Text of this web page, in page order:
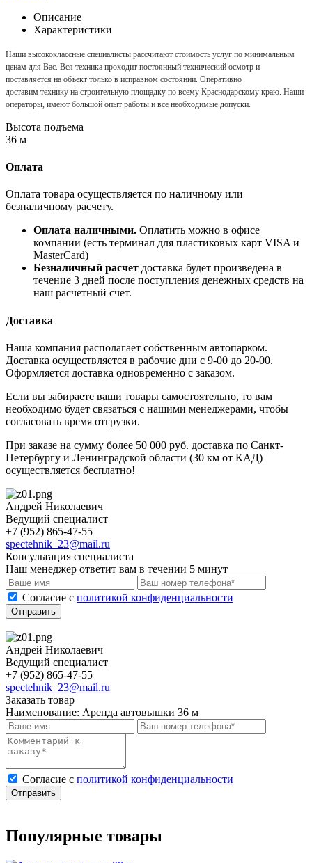
Описание
Характеристики
Наши высококлассные специалисты рассчитают стоимость услуг по минимальным
ценам для Вас. Вся техника проходит постоянный технический осмотр и
поставляется на объект только в исправном состоянии. Оперативно
доставим технику на строительную площадку по всему Краснодарскому краю. Наши
операторы, имеют большой опыт работы и все необходимые допуски.
Высота подъема
36 м
Оплата
Оплата товара осуществляется по наличному или
безналичному расчету.
Оплата наличными. Оплатить можно в офисе
компании (есть терминал для пластиковых карт VISA и
MasterCard)
Безналичный расчет доставка будет произведена в
течение 3 дней после поступления денежных средств на
наш расчетный счет.
Доставка
Наша компания располагает собственным автопарком.
Доставка осуществляется в рабочие дни с 9-00 до 20-00.
Оформляется доставка одновременно с заказом.
Если вы забираете ваши товары самостоятельно, то вам
необходимо будет связаться с нашими менеджерами, чтобы
согласовать время отгрузки.
При заказе на сумму более 50 000 руб. доставка по Санкт-
Петербургу и Ленинградской области (30 км от КАД)
осуществляется бесплатно!
Андрей Николаевич
Ведущий специалист
+7 (952) 865-47-55
spectehnik_23@mail.ru
Консультация специалиста
Наш менеджер ответит вам в течении 5 минут
Cогласие с политикой конфиденциальности
Отправить
Андрей Николаевич
Ведущий специалист
+7 (952) 865-47-55
spectehnik_23@mail.ru
Заказать товар
Наименование: Аренда автовышки 36 м
Cогласие с политикой конфиденциальности
Отправить
Популярные товары